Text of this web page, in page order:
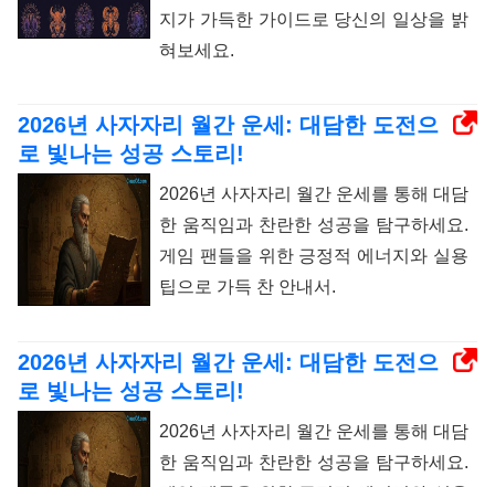
지가 가득한 가이드로 당신의 일상을 밝
혀보세요.
2026년 사자자리 월간 운세: 대담한 도전으
로 빛나는 성공 스토리!
2026년 사자자리 월간 운세를 통해 대담
한 움직임과 찬란한 성공을 탐구하세요.
게임 팬들을 위한 긍정적 에너지와 실용
팁으로 가득 찬 안내서.
2026년 사자자리 월간 운세: 대담한 도전으
로 빛나는 성공 스토리!
2026년 사자자리 월간 운세를 통해 대담
한 움직임과 찬란한 성공을 탐구하세요.